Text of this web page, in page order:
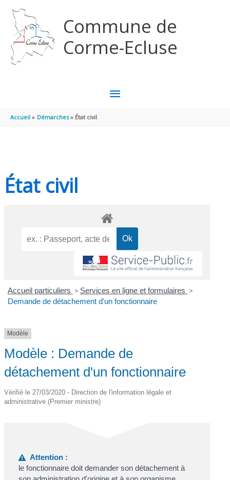
Commune de
Corme-Ecluse
MENU
Accueil Démarches État civil
État civil
Accueil particuliers > Services en ligne et formulaires >
Demande de détachement d'un fonctionnaire
Modèle
Modèle : Demande de
détachement d'un fonctionnaire
Vérifié le 27/03/2020 - Direction de l'information légale et
administrative (Premier ministre)
Attention :
le fonctionnaire doit demander son détachement à